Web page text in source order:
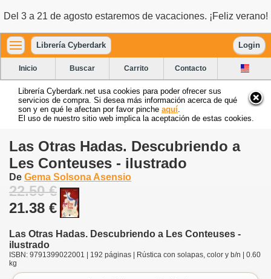
Del 3 a 21 de agosto estaremos de vacaciones. ¡Feliz verano!
Librería Cyberdark Login
Inicio Buscar Carrito Contacto
Librería Cyberdark.net usa cookies para poder ofrecer sus
servicios de compra. Si desea más información acerca de qué
son y en qué le afectan por favor pinche aquí
El uso de nuestro sitio web implica la aceptación de estas cookies.
Las Otras Hadas. Descubriendo a
Les Conteuses - ilustrado
De Gema Solsona Asensio
22.50 €
21.38 €
Las Otras Hadas. Descubriendo a Les Conteuses -
ilustrado
ISBN: 9791399022001 | 192 páginas | Rústica con solapas, color y b/n | 0.60
kg